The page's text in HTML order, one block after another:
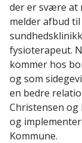
der er svære at
melder afbud
fysioterapeut.
kommer hos
og som
en bedre
Christensen og
og
Kommune.